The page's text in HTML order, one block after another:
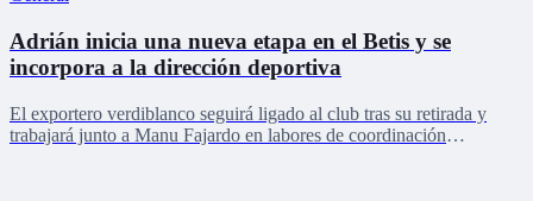
Adrián inicia una nueva etapa en el Betis y se
incorpora a la dirección deportiva
El exportero verdiblanco seguirá ligado al club tras su retirada y
trabajará junto a Manu Fajardo en labores de coordinación